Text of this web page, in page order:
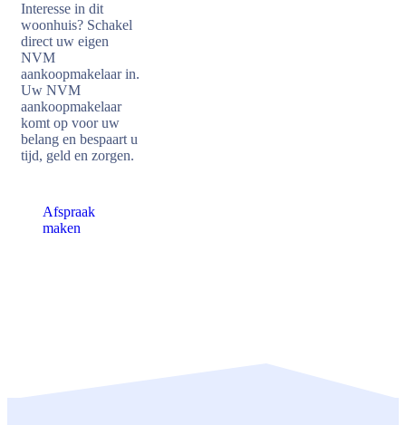
Interesse in dit
woonhuis? Schakel
direct uw eigen
NVM
aankoopmakelaar in.
Uw NVM
aankoopmakelaar
komt op voor uw
belang en bespaart u
tijd, geld en zorgen.
Afspraak
maken